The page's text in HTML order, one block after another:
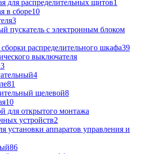
для распределительных щитов1
в сборе10
3
пускатель с электронным блоком
распределительного шкафа39
выключателя
3
4
81
щелевой8
10
для открытого монтажа
устройств2
установки аппаратов управления и
86